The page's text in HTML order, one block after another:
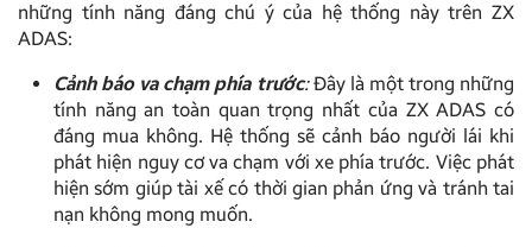
những tính năng đáng chú ý của hệ thống này trên ZX
ADAS:
Cảnh báo va chạm phía trước:Đây là một trong những
tính năng an toàn quan trọng nhất của ZX ADAS có
đáng mua không. Hệ thống sẽ cảnh báo người lái khi
phát hiện nguy cơ va chạm với xe phía trước. Việc phát
hiện sớm giúp tài xế có thời gian phản ứng và tránh tai
nạn không mong muốn.